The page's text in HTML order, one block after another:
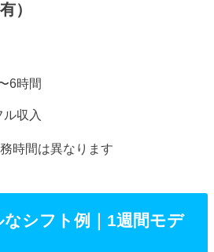
）
6時間
収入
時間は異なります
シフト例｜1週間モデ